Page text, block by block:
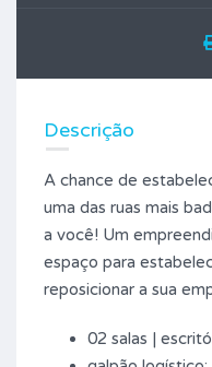
Descrição
A chance de
uma das ruas mais
a você! Um
espaço para
reposicionar a sua
02 salas |